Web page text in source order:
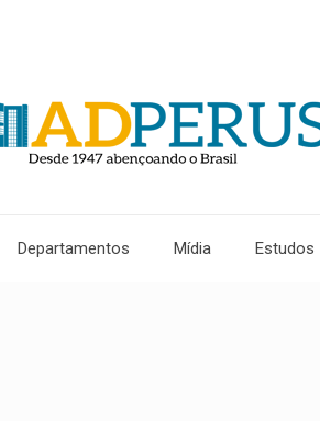
Departamentos Mídia Estudos